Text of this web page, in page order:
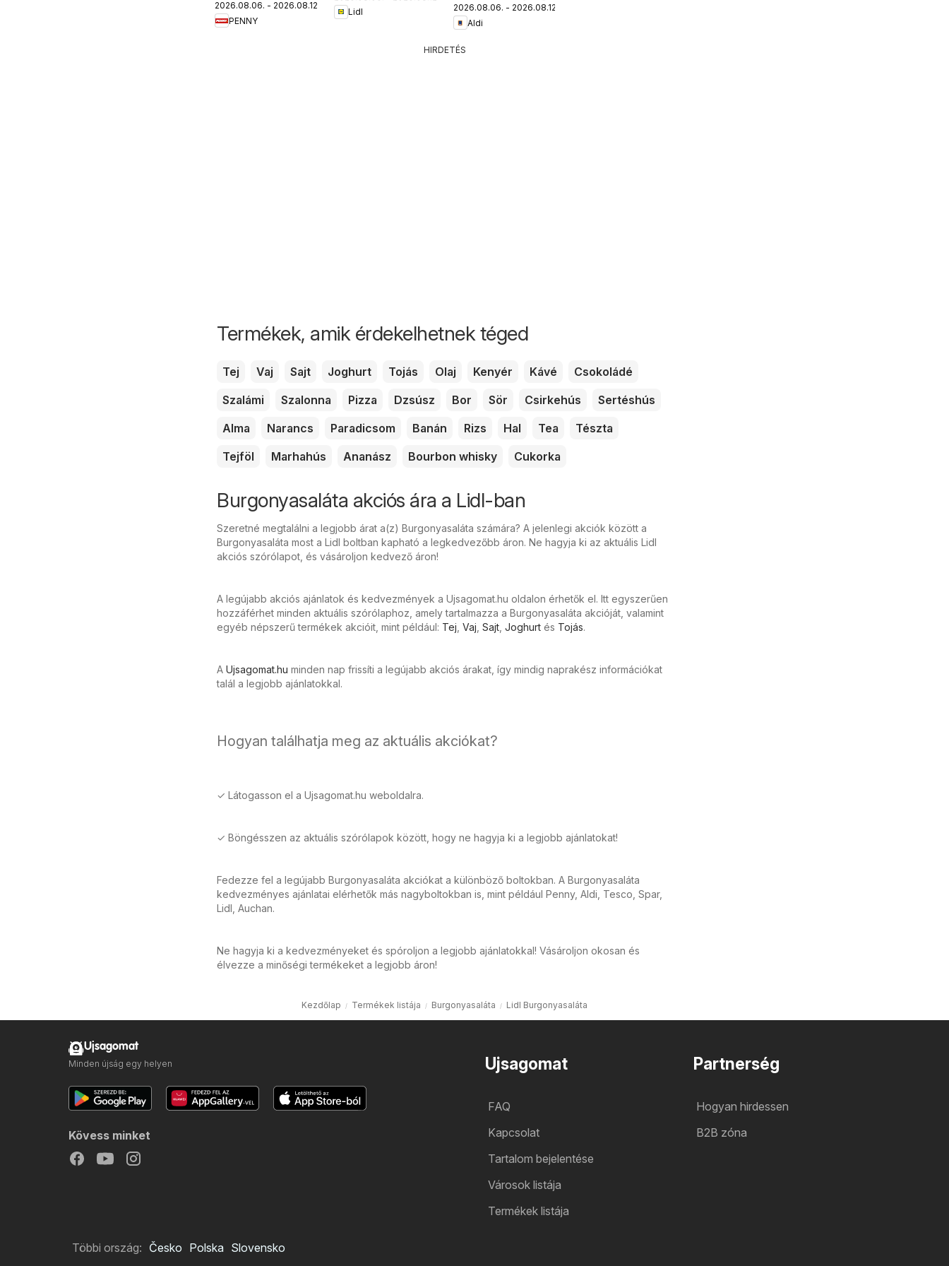
újság
2026.08.06. - 2026.08.12.
PENNY
Lidl
2026.08.06. - 2026.08.12.
Aldi
HIRDETÉS
Termékek, amik érdekelhetnek téged
Tej Vaj Sajt Joghurt Tojás Olaj Kenyér Kávé
Csokoládé
Szalámi
Szalonna Pizza Dzsúsz Bor Sör Csirkehús
Sertéshús
Alma
Narancs Paradicsom Banán Rizs Hal Tea
Tészta
Tejföl
Marhahús Ananász Bourbon whisky Cukorka
Burgonyasaláta akciós ára a Lidl-ban
Szeretné megtalálni a legjobb árat a(z) Burgonyasaláta számára? A jelenlegi akciók között a
Burgonyasaláta most a Lidl boltban kapható a legkedvezőbb áron. Ne hagyja ki az aktuális Lidl
akciós szórólapot, és vásároljon kedvező áron!
A legújabb akciós ajánlatok és kedvezmények a Ujsagomat.hu oldalon érhetők el. Itt egyszerűen
hozzáférhet minden aktuális szórólaphoz, amely tartalmazza a Burgonyasaláta akcióját, valamint
egyéb népszerű termékek akcióit, mint például: Tej Vaj Sajt Joghurt és Tojás.
A Ujsagomat.hu minden nap frissíti a legújabb akciós árakat, így mindig naprakész információkat
talál a legjobb ajánlatokkal.
Hogyan találhatja meg az aktuális akciókat?
✓ Látogasson el a Ujsagomat.hu weboldalra.
✓ Böngésszen az aktuális szórólapok között, hogy ne hagyja ki a legjobb ajánlatokat!
Fedezze fel a legújabb Burgonyasaláta akciókat a különböző boltokban. A Burgonyasaláta
kedvezményes ajánlatai elérhetők más nagyboltokban is, mint például Penny, Aldi, Tesco, Spar,
Lidl, Auchan.
Ne hagyja ki a kedvezményeket és spóroljon a legjobb ajánlatokkal! Vásároljon okosan és
élvezze a minőségi termékeket a legjobb áron!
Kezdőlap Termékek listája Burgonyasaláta Lidl Burgonyasaláta
Ujsagomat
FAQ
Kapcsolat
Tartalom bejelentése
Városok listája
Termékek listája
Partnerség
Hogyan hirdessen
B2B zóna
Ujsagomat
Minden újság egy helyen
Kövess minket
Többi ország: Česko Polska Slovensko